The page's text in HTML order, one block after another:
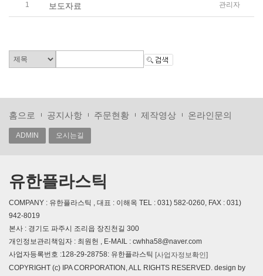
1 보도자료 관리자
홈으로 공지사항 주문현황 제작영상 온라인문의
ADMIN 오시는길
유한플라스틱
COMPANY : 유한플라스틱 , 대표 : 이해옥 TEL : 031) 582-0260, FAX : 031)
942-8019
본사 : 경기도 파주시 조리읍 장진천길 300
개인정보관리책임자 : 최원헌 , E-MAIL : cwhha58@naver.com
사업자등록번호 :128-29-28758: 유한플라스틱 [사업자정보확인]
COPYRIGHT (c) IPA CORPORATION, ALL RIGHTS RESERVED. design by